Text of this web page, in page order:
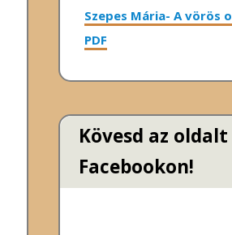
Szepes Mária- A vörös
PDF
Kövesd az oldalt
Facebookon!